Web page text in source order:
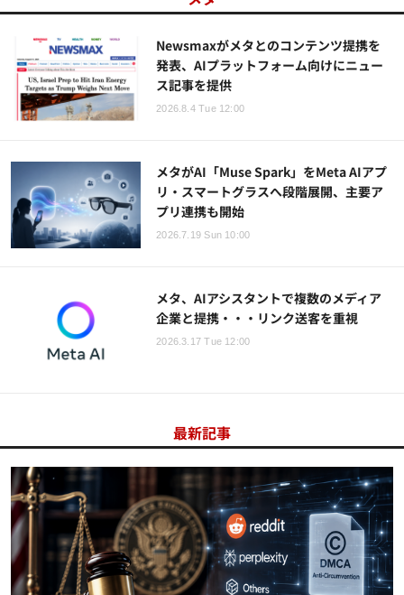
Newsmaxがメタとのコンテンツ提携を
発表、AIプラットフォーム向けにニュー
ス記事を提供
2026.8.4 Tue 12:00
メタがAI「Muse Spark」をMeta AIアプ
リ・スマートグラスへ段階展開、主要ア
プリ連携も開始
2026.7.19 Sun 10:00
メタ、AIアシスタントで複数のメディア
企業と提携・・・リンク送客を重視
2026.3.17 Tue 12:00
最新記事